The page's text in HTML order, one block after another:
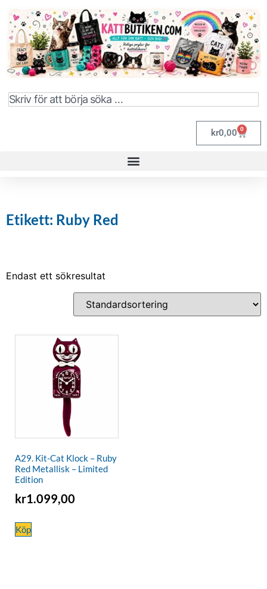
kr0,00 0
Etikett: Ruby Red
Endast ett sökresultat
A29. Kit-Cat Klock – Ruby
Red Metallisk – Limited
Edition
kr1.099,00
Köp